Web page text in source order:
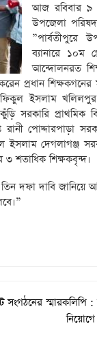
আজ রবিবার ৯
উপজেলা পরিষদ
”পার্বতীপুরে
ব্যানারে ১০ম
আন্দোলনরত
প্রধান
ইসলাম
সরকারি প্রাথমিক
পোদ্দারপাড়া
ইসলাম দেগলাগঞ্জ
৩ শতাধিক শিক্ষকবৃন্দ।
দফা দাবি জানিয়ে
স্মারকলিপি :